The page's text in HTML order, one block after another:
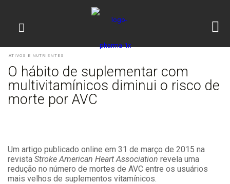
ATIVOS E NUTRIENTES
O hábito de suplementar com
multivitamínicos diminui o risco de
morte por AVC
Um artigo publicado online em 31 de março de 2015 na
revista Stroke American Heart Association revela uma
redução no número de mortes de AVC entre os usuários
mais velhos de suplementos vitamínicos.